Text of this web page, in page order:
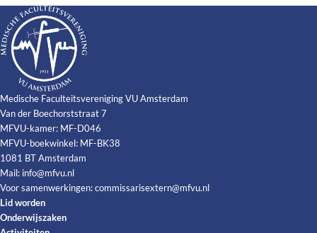
Medische Faculteitsvereniging VU Amsterdam
Van der Boechorststraat 7
MFVU-kamer: MF-D046
MFVU-boekwinkel: MF-BK38
1081 BT Amsterdam
Mail: info@mfvu.nl
Voor samenwerkingen:commissarisextern@mfvu.nl
Lid worden
Onderwijszaken